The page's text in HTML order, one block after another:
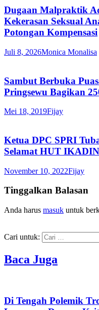
Dugaan Malpraktik
Kekerasan Seksual
Potongan Kompensasi
Juli 8, 2026Monica Monalisa
Sambut Berbuka
Pringsewu Bagikan
Mei 18, 2019Fijay
Ketua DPC SPRI
Selamat HUT
November 10, 2022Fijay
Tinggalkan Balasan
Anda harus masuk untuk
Cari untuk:
Baca Juga
Di Tengah Polemik